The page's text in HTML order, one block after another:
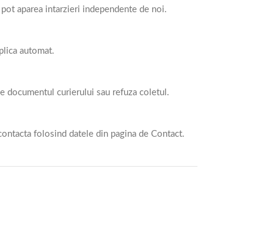
aparea intarzieri independente de noi.
automat.
documentul curierului sau refuza coletul.
folosind datele din pagina de Contact.